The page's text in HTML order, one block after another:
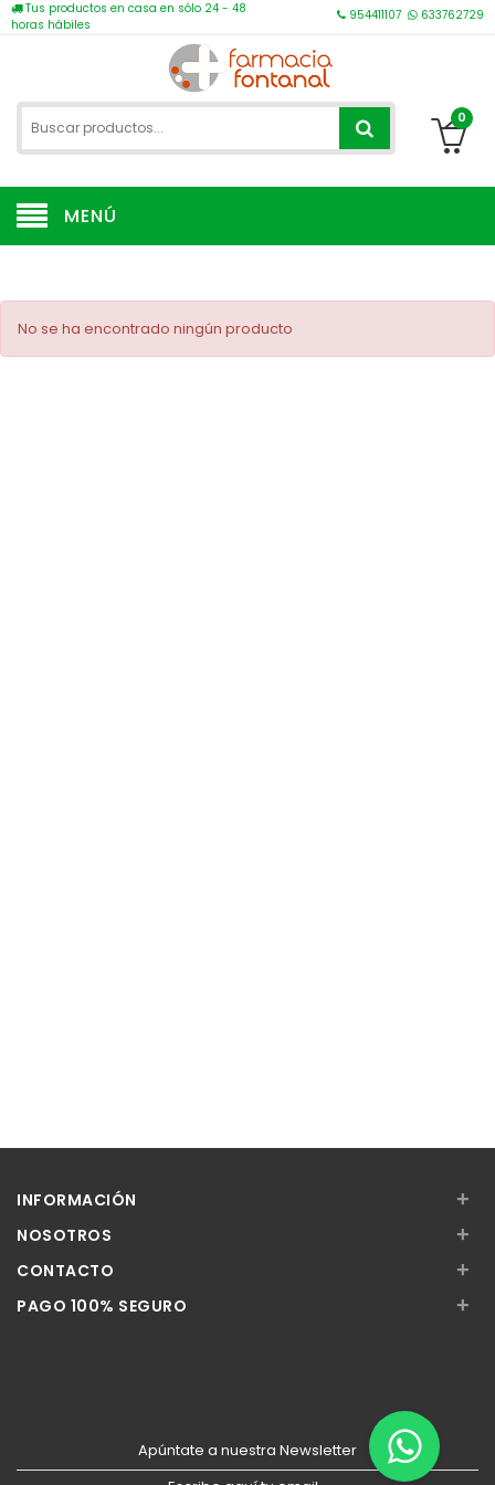
Tus productos en casa en sólo 24 - 48
horas hábiles
954411107 633762729
0
MENÚ
No se ha encontrado ningún producto
INFORMACIÓN +
NOSOTROS +
CONTACTO +
PAGO 100% SEGURO +
Apúntate a nuestra Newsletter